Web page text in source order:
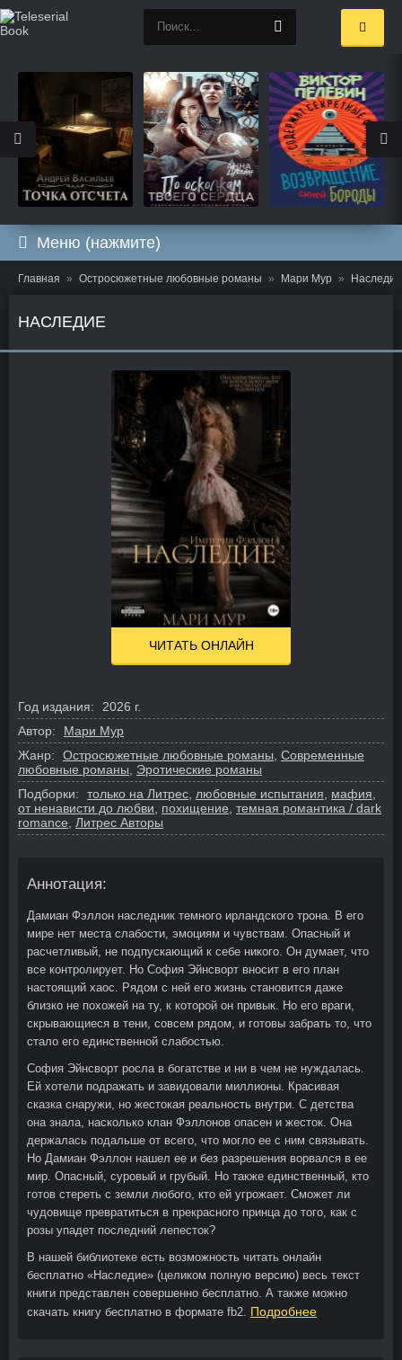
Меню (нажмите)
Главная Остросюжетные любовные романы Мари Мур Наследие
НАСЛЕДИЕ
ЧИТАТЬ ОНЛАЙН
Год издания:
2026 г.
Автор:
Мари Мур
Жанр:
Остросюжетные любовные романы Современные
любовные романы
Эротические романы
Подборки:
только на Литрес любовные испытания мафия
от ненависти до любви
похищение темная романтика / dark
romance
Литрес Авторы
Аннотация:
Дамиан Фэллон наследник темного ирландского трона. В его
мире нет места слабости, эмоциям и чувствам. Опасный и
расчетливый, не подпускающий к себе никого. Он думает, что
все контролирует. Но София Эйнсворт вносит в его план
настоящий хаос. Рядом с ней его жизнь становится даже
близко не похожей на ту, к которой он привык. Но его враги,
скрывающиеся в тени, совсем рядом, и готовы забрать то, что
стало его единственной слабостью.
София Эйнсворт росла в богатстве и ни в чем не нуждалась.
Ей хотели подражать и завидовали миллионы. Красивая
сказка снаружи, но жестокая реальность внутри. С детства
она знала, насколько клан Фэллонов опасен и жесток. Она
держалась подальше от всего, что могло ее с ним связывать.
Но Дамиан Фэллон нашел ее и без разрешения ворвался в ее
мир. Опасный, суровый и грубый. Но также единственный, кто
готов стереть с земли любого, кто ей угрожает. Сможет ли
чудовище превратиться в прекрасного принца до того, как с
розы упадет последний лепесток?
В нашей библиотеке есть возможность читать онлайн
бесплатно «Наследие» (целиком полную версию) весь текст
книги представлен совершенно бесплатно. А также можно
скачать книгу бесплатно в формате fb2. Подробнее